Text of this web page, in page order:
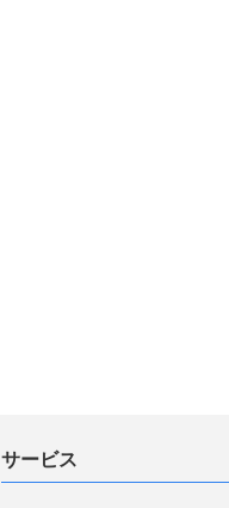
サービス